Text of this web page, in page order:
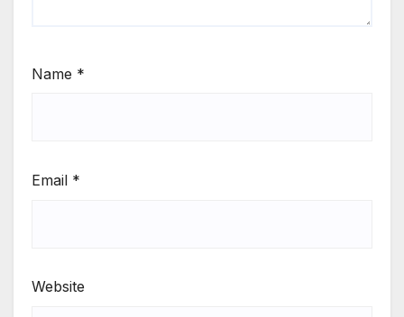
Name *
Email *
Website